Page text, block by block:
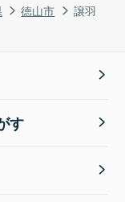
徳山市 譲羽
す